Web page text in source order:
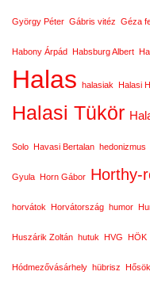
György Péter Gábris vitéz Géza
Habony Árpád Habsburg Albert
Halas halasiak Halasi
Halasi Tükör
Solo Havasi Bertalan hedonizmus
Gyula Horn Gábor Horthy-
horvátok Horvátország humor
Huszárik Zoltán hutuk HVG HÖK
Hódmezővásárhely hübrisz